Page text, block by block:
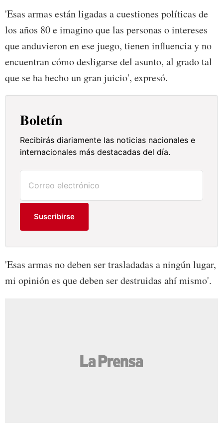
'Esas armas están ligadas a cuestiones políticas de
los años 80 e imagino que las personas o intereses
que anduvieron en ese juego, tienen influencia y no
encuentran cómo desligarse del asunto, al grado tal
que se ha hecho un gran juicio', expresó.
Boletín
Recibirás diariamente las noticias nacionales e
internacionales más destacadas del día.
Suscribirse
'Esas armas no deben ser trasladadas a ningún lugar,
mi opinión es que deben ser destruidas ahí mismo'.